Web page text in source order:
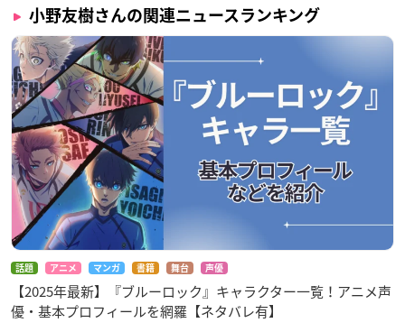
小野友樹さんの関連ニュースランキング
話題 アニメ マンガ 書籍 舞台 声優
【2025年最新】『ブルーロック』キャラクター一覧！アニメ声
優・基本プロフィールを網羅【ネタバレ有】